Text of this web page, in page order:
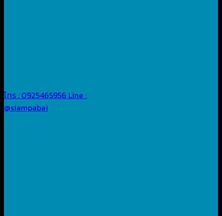
โทร : 0925465956 Line :
@siampabai